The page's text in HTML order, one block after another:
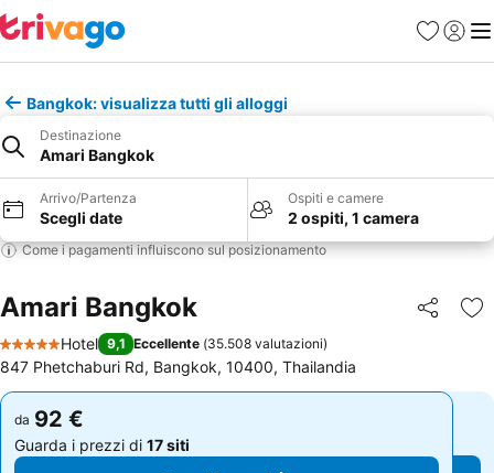
PreferitiAccedi
Bangkok: visualizza tutti gli alloggi
Destinazione
Amari Bangkok
Arrivo/Partenza
Scegli date
Ospiti e camere
2 ospiti, 1 camera
Come i pagamenti influiscono sul posizionamento
Amari Bangkok Condividi
5 Stelle
Hotel 9,1 Eccellente (35.508 valutazioni)
847 Phetchaburi Rd, Bangkok, 10400, Thailandia
da 92 €
Guarda i prezzi di 17 siti
da 92 €
Guarda i prezzi di 17 siti